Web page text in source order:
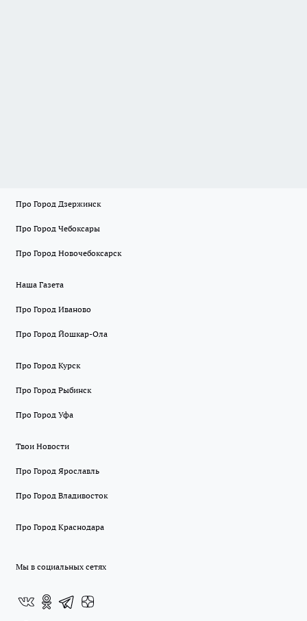
Про Город Дзержинск
Про Город Чебоксары
Про Город Новочебоксарск
Наша Газета
Про Город Иваново
Про Город Йошкар-Ола
Про Город Курск
Про Город Рыбинск
Про Город Уфа
Твои Новости
Про Город Ярославль
Про Город Владивосток
Про Город Краснодара
Мы в социальных сетях